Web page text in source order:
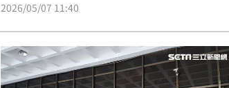
票，或是43萬至56萬餘元。台北地檢署偵查終
勝、洪志賢3人，董事長盧崑錄及妻子則獲不起
訴處分。
2026/05/07 11:40